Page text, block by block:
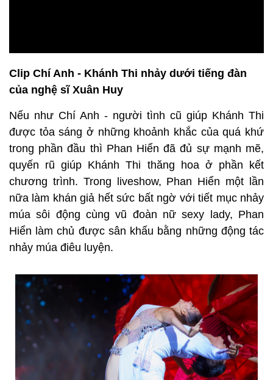
Clip Chí Anh - Khánh Thi nhảy dưới tiếng đàn
của nghệ sĩ Xuân Huy
Nếu như Chí Anh - người tình cũ giúp Khánh Thi
được tỏa sáng ở những khoảnh khắc của quá khứ
trong phần đầu thì Phan Hiển đã đủ sự mạnh mẽ,
quyến rũ giúp Khánh Thi thăng hoa ở phần kết
chương trình. Trong liveshow, Phan Hiển một lần
nữa làm khán giả hết sức bất ngờ với tiết mục nhảy
múa sôi động cùng vũ đoàn nữ sexy lady, Phan
Hiển làm chủ được sân khấu bằng những động tác
nhảy múa điêu luyện.